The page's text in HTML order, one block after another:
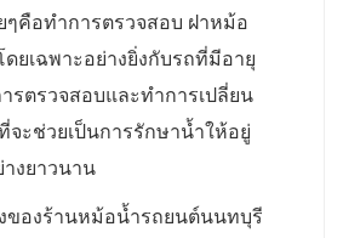
ๆคือทำการตรวจสอบ ฝาหม้อ
ยเฉพาะอย่างยิ่งกับรถที่มีอายุ
รตรวจสอบและทำการเปลี่ยน
จะช่วยเป็นการรักษาน้ำให้อยู่
งยาวนาน
ของร้านหม้อน้ำรถยนต์นนทบุรี